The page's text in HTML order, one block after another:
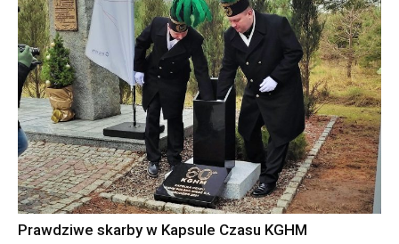
Prawdziwe skarby w Kapsule Czasu KGHM